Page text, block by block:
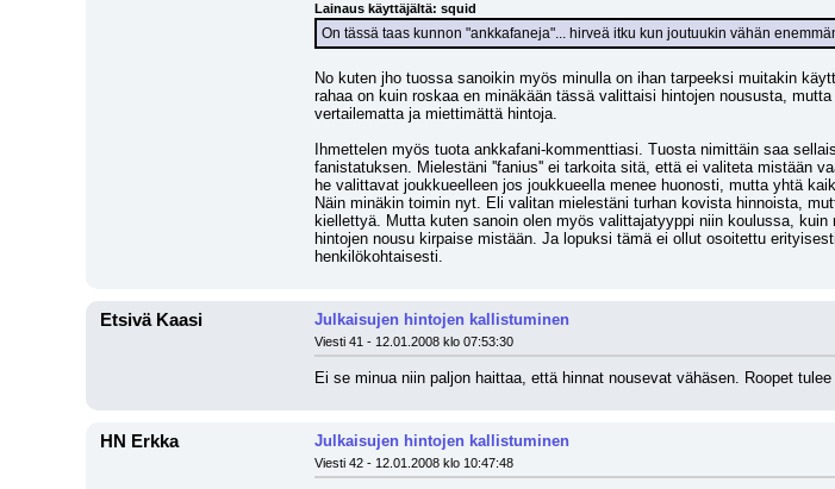
Lainaus käyttäjältä: squid
On tässä taas kunnon "ankkafaneja"... hirveä itku kun joutuukin vähän
No kuten jho tuossa sanoikin myös minulla on ihan tarpeeksi muitakin
rahaa on kuin roskaa en minäkään tässä valittaisi hintojen noususta,
vertailematta ja miettimättä hintoja.
Ihmettelen myös tuota ankkafani-kommenttiasi. Tuosta nimittäin saa
fanistatuksen. Mielestäni ''fanius'' ei tarkoita sitä, että ei valiteta mistään
he valittavat joukkueelleen jos joukkueella menee huonosti, mutta yhtä
Näin minäkin toimin nyt. Eli valitan mielestäni turhan kovista hinnoista,
kiellettyä. Mutta kuten sanoin olen myös valittajatyyppi niin koulussa,
hintojen nousu kirpaise mistään. Ja lopuksi tämä ei ollut osoitettu
henkilökohtaisesti.
Etsivä Kaasi Julkaisujen hintojen kallistuminen
Viesti 41 - 12.01.2008 klo 07:53:30
Ei se minua niin paljon haittaa, että hinnat nousevat vähäsen. Roopet
HN Erkka Julkaisujen hintojen kallistuminen
Viesti 42 - 12.01.2008 klo 10:47:48